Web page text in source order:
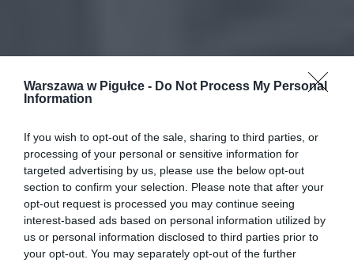
Warszawa w Pigułce - Do Not Process My Personal
Information
If you wish to opt-out of the sale, sharing to third parties, or
processing of your personal or sensitive information for
targeted advertising by us, please use the below opt-out
section to confirm your selection. Please note that after your
opt-out request is processed you may continue seeing
interest-based ads based on personal information utilized by
us or personal information disclosed to third parties prior to
your opt-out. You may separately opt-out of the further